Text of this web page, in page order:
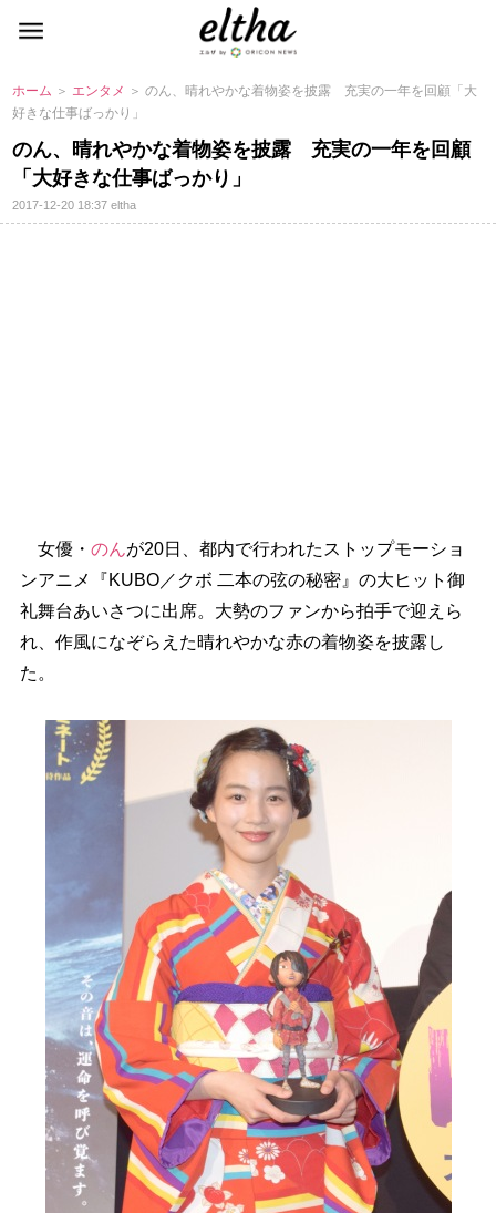
ホーム ＞ エンタメ ＞ のん、晴れやかな着物姿を披露 充実の一年を回顧「大
好きな仕事ばっかり」
のん、晴れやかな着物姿を披露 充実の一年を回顧
「大好きな仕事ばっかり」
2017-12-20 18:37eltha
女優・ のんが20日、都内で行われたストップモーショ
ンアニメ『KUBO／クボ 二本の弦の秘密』の大ヒット御
礼舞台あいさつに出席。大勢のファンから拍手で迎えら
れ、作風になぞらえた晴れやかな赤の着物姿を披露し
た。